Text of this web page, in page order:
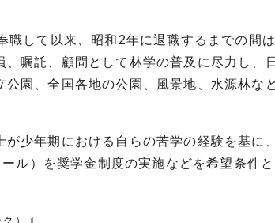
して以来、昭和2年に退職するまでの間
嘱託、顧問として林学の普及に尽力し、
園、全国各地の公園、風景地、水源林な
少年期における自らの苦学の経験を基に
ル）を奨学金制度の実施などを希望条件